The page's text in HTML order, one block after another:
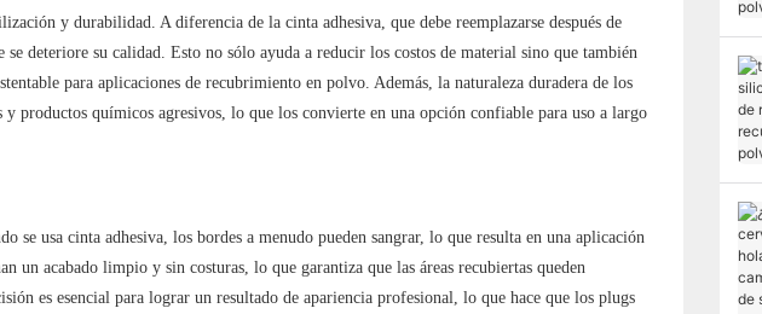
y durabilidad. A diferencia de la cinta adhesiva, que debe reemplazarse después de
se deteriore su calidad. Esto no sólo ayuda a reducir los costos de material sino que también
para aplicaciones de recubrimiento en polvo. Además, la naturaleza duradera de los
productos químicos agresivos, lo que los convierte en una opción confiable para uso a largo
se usa cinta adhesiva, los bordes a menudo pueden sangrar, lo que resulta en una aplicación
un acabado limpio y sin costuras, lo que garantiza que las áreas recubiertas queden
es esencial para lograr un resultado de apariencia profesional, lo que hace que los plugs